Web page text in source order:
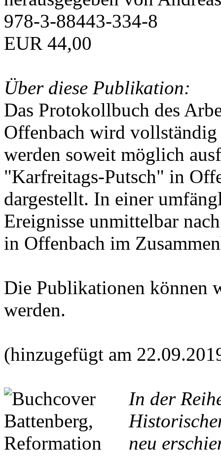
978-3-88443-334-8
EUR 44,00
Über diese Publikation:
Das Protokollbuch des
Offenbach wird
werden soweit möglich
"Karfreitags-Putsch" in
dargestellt. In einer
Ereignisse unmittelbar
in Offenbach im
Die Publikationen können
werden.
(hinzugefügt am
In der
neu